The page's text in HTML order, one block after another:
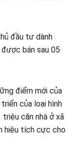
đầu tư dành
bán sau 05
điểm mới của
của loại hình
căn nhà ở xã
hiệu tích cực cho